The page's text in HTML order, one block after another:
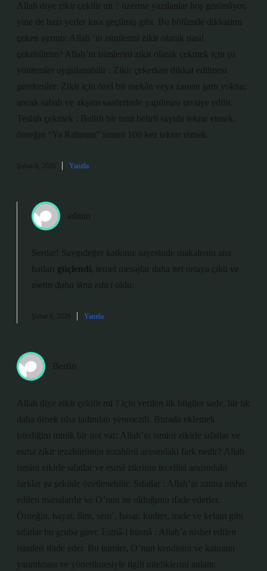
Allah diye zikir çekilir mi ? üzerine yazılanlar hoş görünüyor,
yine de bazı yerler kısa geçilmiş gibi. Bu bölümde dikkatimi
çeken ayrıntı: Allah ‘ın isimlerini zikir olarak nasıl
çekebilirim? Allah’ın isimlerini zikir olarak çekmek için şu
yöntemler uygulanabilir : Zikir çekerken dikkat edilmesi
gerekenler: Zikir için özel bir mekân veya zaman şartı yoktur,
ancak sabah ve akşam saatlerinde yapılması tavsiye edilir.
Tesbih çekmek : Belirli bir ismi belirli sayıda tekrar etmek,
örneğin “Ya Rahman” ismini 100 kez tekrar etmek.
Şubat 6, 2026 Yanıtla
admin
Serdar! Saygıdeğer katkınız sayesinde makalenin ana
hatları güçlendi , temel mesajlar daha net ortaya çıktı ve
metin daha ikna edici oldu.
Şubat 6, 2026 Yanıtla
Berfin
Allah diye zikir çekilir mi ? için verilen ilk bilgiler sade, bir tık
daha örnek olsa tadından yenmezdi. Burada eklemek
istediğim minik bir not var: Allah’ın ismini zikirle sıfatlar ve
esma zikir tezahürünün tezahürü arasındaki fark nedir? Allah
ismini zikirle sıfatlar ve esmâ zikrinin tecellisi arasındaki
farklar şu şekilde özetlenebilir: Sıfatlar : Allah’ın zatına nisbet
edilen manalardır ve O’nun ne olduğunu ifade ederler.
Örneğin, hayat, ilim, sem’, basar, kudret, irade ve kelam gibi
sıfatlar bu gruba girer. Esmâ-i hüsnâ : Allah’a nisbet edilen
isimleri ifade eder. Bu isimler, O’nun kendisini ve kainatın
yaratılması ve yönetilmesiyle ilgili niteliklerini anlatır.